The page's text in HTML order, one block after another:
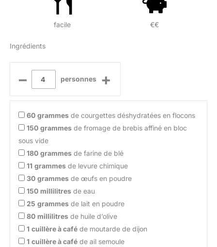
facile €€
Ingrédients
– personnes +
60 grammes de courgettes déshydratées en flocons
150 grammes de fromage de brebis affiné en bloc
sous vide
180 grammes de farine de blé
11 grammes de levure chimique
30 grammes de œufs en poudre
150 millilitres de eau
25 grammes de lait en poudre
80 millilitres de huile d’olive
1 cuillère à café de moutarde de dijon
1 cuillère à café de ail semoule